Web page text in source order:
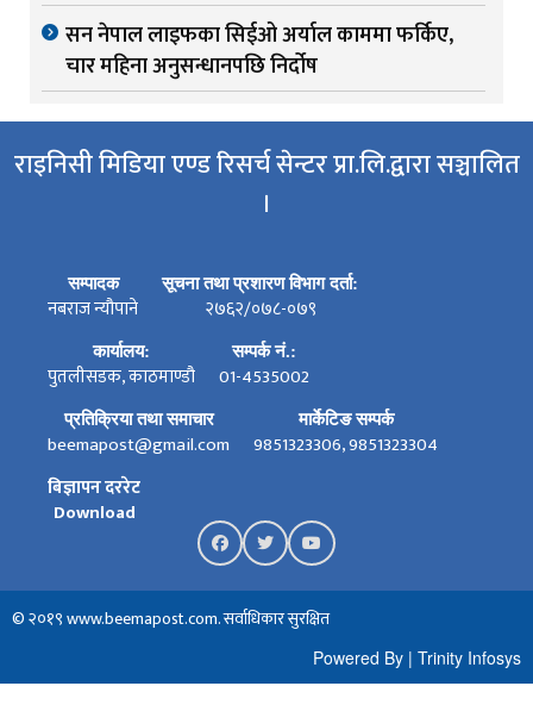
सन नेपाल लाइफका सिईओ अर्याल काममा फर्किए,
चार महिना अनुसन्धानपछि निर्दोष
राइनिसी मिडिया एण्ड रिसर्च सेन्टर प्रा.लि.द्वारा सञ्चालित
।
सम्पादक
नबराज न्यौपाने
सूचना तथा प्रशारण विभाग दर्ता:
२७६२/०७८-०७९
कार्यालय:
पुतलीसडक, काठमाण्डौ
सम्पर्क नं.:
01-4535002
प्रतिक्रिया तथा समाचार
beemapost@gmail.com
मार्केटिङ सम्पर्क
9851323306, 9851323304
बिज्ञापन दररेट
Download
© २०१९ www.beemapost.com. सर्वाधिकार सुरक्षित
Powered By | Trinity Infosys